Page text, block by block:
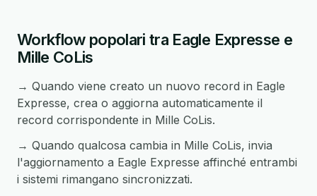
Workflow popolari tra Eagle Expresse e
Mille CoLis
→ Quando viene creato un nuovo record in Eagle
Expresse, crea o aggiorna automaticamente il
record corrispondente in Mille CoLis.
→ Quando qualcosa cambia in Mille CoLis, invia
l'aggiornamento a Eagle Expresse affinché entrambi
i sistemi rimangano sincronizzati.